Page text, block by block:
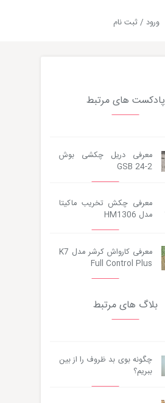
ورود / ثبت نام
پادکست های مرتبط
معرفی دریل چکشی بوش
GSB 24-2
معرفی چکش تخریب ماکیتا
مدل HM1306
معرفی کارواش کرشر مدل K7
Full Control Plus
بلاگ های مرتبط
چگونه بوی بد ظروف را از بین
ببریم؟